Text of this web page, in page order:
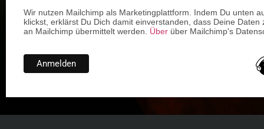
Wir nutzen Mailchimp als Marketingplattform. Indem Du unten
klickst, erklärst Du Dich damit einverstanden, dass Deine Daten
an Mailchimp übermittelt werden. Über über Mailchimp's